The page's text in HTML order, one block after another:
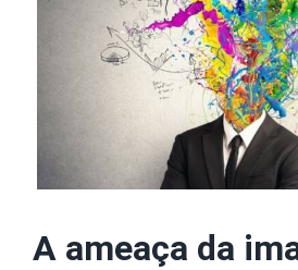
Colunistas
A ameaça da